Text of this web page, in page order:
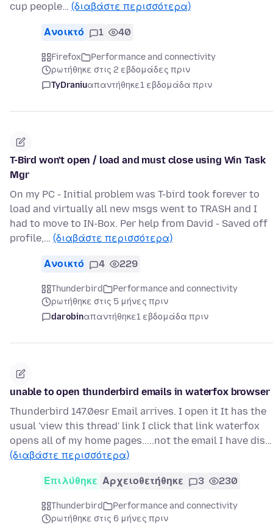
cup people… (διαβάστε περισσότερα)
Ανοικτό 1 40
Firefox
Performance and connectivity
ρωτήθηκε στις 2 εβδομάδες πριν
TyDraniuαπαντήθηκε1 εβδομάδα πριν
T-Bird won't open / load and must close using Win Task
Mgr
On my PC - Initial problem was T-bird took forever to
load and virtually all new msgs went to TRASH and I
had to move to IN-Box. Per help from David - Saved off
profile,… (διαβάστε περισσότερα)
Ανοικτό 4 229
Thunderbird
Performance and connectivity
ρωτήθηκε στις 5 μήνες πριν
darobinαπαντήθηκε1 εβδομάδα πριν
unable to open thunderbird emails in waterfox browser
Thunderbird 147.0esr Email arrives. I open it It has the
usual 'view this thread' link I click that link waterfox
opens all of my home pages.....not the email I have dis…
(διαβάστε περισσότερα)
Επιλύθηκε Αρχειοθετήθηκε 3 230
Thunderbird
Performance and connectivity
ρωτήθηκε στις 6 μήνες πριν